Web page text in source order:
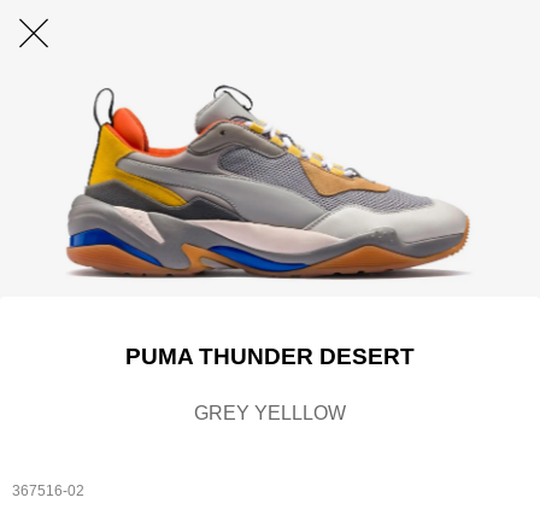
PUMA THUNDER DESERT
GREY YELLLOW
367516-02